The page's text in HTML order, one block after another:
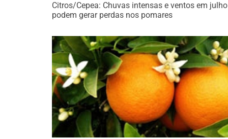
Citros/Cepea: Chuvas intensas e ventos em julho
podem gerar perdas nos pomares